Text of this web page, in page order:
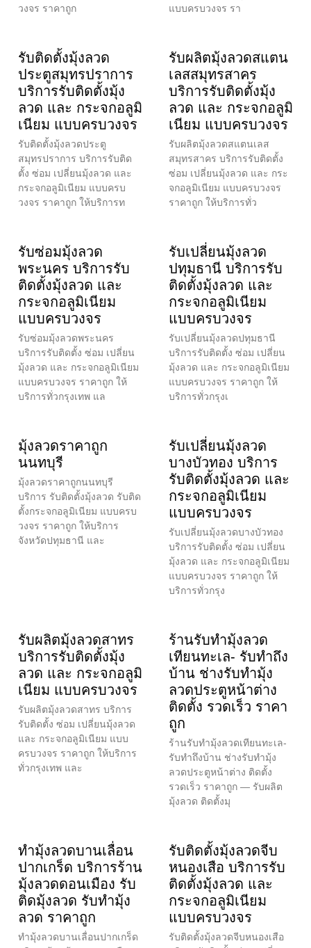
วงจร ราคาถูก
แบบครบวงจร รา
รับติดตั้งมุ้งลวด
ประตูสมุทรปราการ
บริการรับติดตั้งมุ้ง
ลวด และ กระจกอลูมิ
เนียม แบบครบวงจร
รับติดตั้งมุ้งลวดประตู
สมุทรปราการ บริการรับติด
ตั้ง ซ่อม เปลี่ยนมุ้งลวด และ
กระจกอลูมิเนียม แบบครบ
วงจร ราคาถูก ให้บริการท
รับผลิตมุ้งลวดสแตน
เลสสมุทรสาคร
บริการรับติดตั้งมุ้ง
ลวด และ กระจกอลูมิ
เนียม แบบครบวงจร
รับผลิตมุ้งลวดสแตนเลส
สมุทรสาคร บริการรับติดตั้ง
ซ่อม เปลี่ยนมุ้งลวด และ กระ
จกอลูมิเนียม แบบครบวงจร
ราคาถูก ให้บริการทั่ว
รับซ่อมมุ้งลวด
พระนคร บริการรับ
ติดตั้งมุ้งลวด และ
กระจกอลูมิเนียม
แบบครบวงจร
รับซ่อมมุ้งลวดพระนคร
บริการรับติดตั้ง ซ่อม เปลี่ยน
มุ้งลวด และ กระจกอลูมิเนียม
แบบครบวงจร ราคาถูก ให้
บริการทั่วกรุงเทพ แล
รับเปลี่ยนมุ้งลวด
ปทุมธานี บริการรับ
ติดตั้งมุ้งลวด และ
กระจกอลูมิเนียม
แบบครบวงจร
รับเปลี่ยนมุ้งลวดปทุมธานี
บริการรับติดตั้ง ซ่อม เปลี่ยน
มุ้งลวด และ กระจกอลูมิเนียม
แบบครบวงจร ราคาถูก ให้
บริการทั่วกรุงเ
มุ้งลวดราคาถูก
นนทบุรี
มุ้งลวดราคาถูกนนทบุรี
บริการ รับติดตั้งมุ้งลวด รับติด
ตั้งกระจกอลูมิเนียม แบบครบ
วงจร ราคาถูก ให้บริการ
จังหวัดปทุมธานี และ
รับเปลี่ยนมุ้งลวด
บางบัวทอง บริการ
รับติดตั้งมุ้งลวด และ
กระจกอลูมิเนียม
แบบครบวงจร
รับเปลี่ยนมุ้งลวดบางบัวทอง
บริการรับติดตั้ง ซ่อม เปลี่ยน
มุ้งลวด และ กระจกอลูมิเนียม
แบบครบวงจร ราคาถูก ให้
บริการทั่วกรุง
รับผลิตมุ้งลวดสาทร
บริการรับติดตั้งมุ้ง
ลวด และ กระจกอลูมิ
เนียม แบบครบวงจร
รับผลิตมุ้งลวดสาทร บริการ
รับติดตั้ง ซ่อม เปลี่ยนมุ้งลวด
และ กระจกอลูมิเนียม แบบ
ครบวงจร ราคาถูก ให้บริการ
ทั่วกรุงเทพ และ
ร้านรับทำมุ้งลวด
เทียนทะเล- รับทำถึง
บ้าน ช่างรับทำมุ้ง
ลวดประตูหน้าต่าง
ติดตั้ง รวดเร็ว ราคา
ถูก
ร้านรับทำมุ้งลวดเทียนทะเล-
รับทำถึงบ้าน ช่างรับทำมุ้ง
ลวดประตูหน้าต่าง ติดตั้ง
รวดเร็ว ราคาถูก — รับผลิต
มุ้งลวด ติดตั้งมุ
ทำมุ้งลวดบานเลื่อน
ปากเกร็ด บริการร้าน
มุ้งลวดดอนเมือง รับ
ติดมุ้งลวด รับทำมุ้ง
ลวด ราคาถูก
ทำมุ้งลวดบานเลื่อนปากเกร็ด
รับติดตั้งมุ้งลวดจีบ
หนองเสือ บริการรับ
ติดตั้งมุ้งลวด และ
กระจกอลูมิเนียม
แบบครบวงจร
รับติดตั้งมุ้งลวดจีบหนองเสือ